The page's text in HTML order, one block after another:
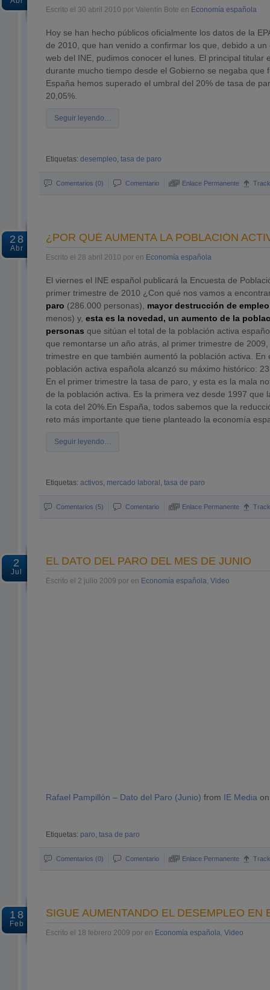
Escrito el 30 abril 2010 por Valentín Bote en Economía española
Hoy se han hecho públicos oficialmente los datos de la
de 2010, que han venido a confirmar los que, debido a
web del INE, pudimos conocer el lunes. El principal titular
durante mucho tiempo desde el Gobierno se negaba que
España hemos superado el umbral del 20% de tasa de
20,05%.
Seguir leyendo…
Etiquetas: desempleo, tasa de paro
Comentarios (0) Comentario Enlace Permanente
28
Abr
¿POR QUÉ AUMENTA LA POBLACIÓN
Escrito el 28 abril 2010 por en Economía española
El viernes el INE español publicará la Encuesta de
primer trimestre de 2010 ¿Con qué nos vamos a
paro (286.000 personas), mayor destrucción de empleo
menos) y, esta es la novedad, un aumento de la
personas que sitúan el total de la población activa
que remontarse un año atrás, al primer trimestre de
trimestre en que también aumentó la población activa. En
población activa española alcanzó su máximo histórico:
En el primer trimestre la tasa de paro, y esta es la mala
de la población activa. Es la primera vez desde 1997 que
la cota del 20%.En España, todos sabemos que la
reto más importante que tiene planteado la economía
Seguir leyendo…
Etiquetas: activos, mercado laboral , tasa de paro
Comentarios (5) Comentario Enlace Permanente
2
Jul
EL DATO DEL PARO DEL MES DE JUNIO
Escrito el 2 julio 2009 por en Economía española, Video
Rafael Pampillón – Dato del Paro (Junio) from IE Media
Etiquetas: paro, tasa de paro
Comentarios (0) Comentario Enlace Permanente
18
Feb
SIGUE AUMENTANDO EL DESEMPLEO EN
Escrito el 18 febrero 2009 por en Economía española, Video